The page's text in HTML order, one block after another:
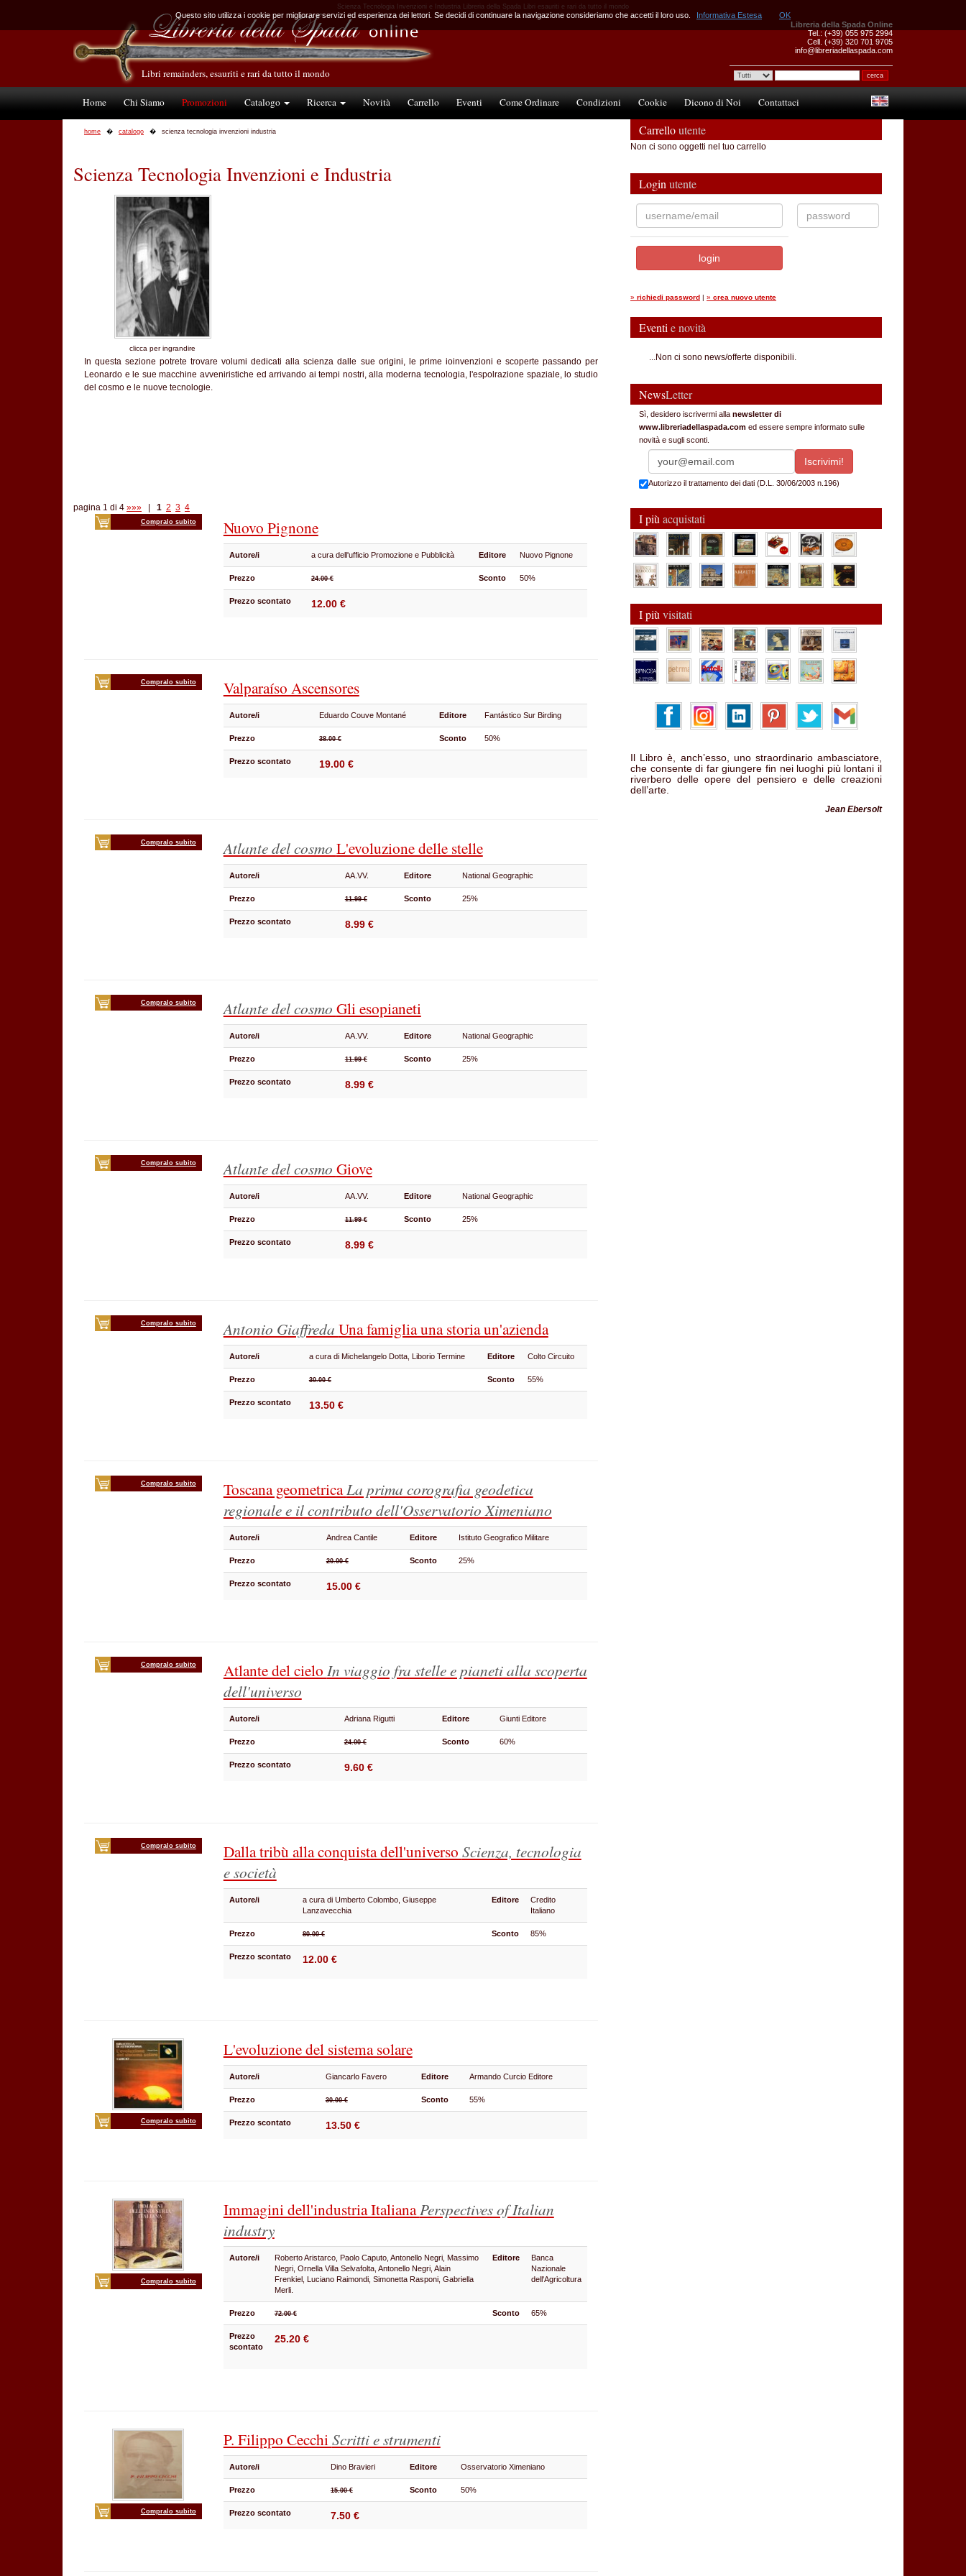
Scienza Tecnologia Invenzioni e Industria Libreria della Spada Libri esauriti e rari da tutto il mondo
Libreria della Spada Online
Tel.: (+39) 055 975 2994
Cell. (+39) 320 701 9705
info@libreriadellaspada.com
Libri remainders, esauriti e rari da tutto il mondo
Home Chi Siamo Promozioni Catalogo Ricerca Novità Carrello Eventi Come Ordinare Condizioni Cookie Dicono di Noi Contattaci
home catalogo scienza tecnologia invenzioni industria
Scienza Tecnologia Invenzioni e Industria
clicca per ingrandire
In questa sezione potrete trovare volumi dedicati alla scienza dalle sue origini, le prime ioinvenzioni e scoperte passando per
Leonardo e le sue macchine avveniristiche ed arrivando ai tempi nostri, alla moderna tecnologia, l'espolrazione spaziale, lo studio
del cosmo e le nuove tecnologie.
pagina 1 di 4 »»» 1 2 3 4
Compralo subito Nuovo Pignone
Autore/i a cura dell'ufficio Promozione e Pubblicità Editore Nuovo Pignone
Prezzo 24.00 € Sconto 50%
Prezzo scontato 12.00 €
Compralo subito Valparaíso Ascensores
Autore/i Eduardo Couve Montané Editore Fantástico Sur Birding
Prezzo 38.00 € Sconto 50%
Prezzo scontato 19.00 €
Compralo subito Atlante del cosmo L'evoluzione delle stelle
Autore/i AA.VV. Editore National Geographic
Prezzo 11.99 € Sconto 25%
Prezzo scontato 8.99 €
Compralo subito Atlante del cosmo Gli esopianeti
Autore/i AA.VV. Editore National Geographic
Prezzo 11.99 € Sconto 25%
Prezzo scontato 8.99 €
Compralo subito Atlante del cosmo Giove
Autore/i AA.VV. Editore National Geographic
Prezzo 11.99 € Sconto 25%
Prezzo scontato 8.99 €
Compralo subito Antonio Giaffreda Una famiglia una storia un'azienda
Autore/i a cura di Michelangelo Dotta, Liborio Termine Editore Colto Circuito
Prezzo 30.00 € Sconto 55%
Prezzo scontato 13.50 €
Compralo subito Toscana geometricaLa prima corografia geodetica
regionale e il contributo dell'Osservatorio Ximeniano
Autore/i Andrea Cantile Editore Istituto Geografico Militare
Prezzo 20.00 € Sconto 25%
Prezzo scontato 15.00 €
Compralo subito Atlante del cielo In viaggio fra stelle e pianeti alla scoperta
dell'universo
Autore/i Adriana Rigutti Editore Giunti Editore
Prezzo 24.00 € Sconto 60%
Prezzo scontato 9.60 €
Compralo subito Dalla tribù alla conquista dell'universo Scienza, tecnologia
e società
Autore/i
a cura di Umberto Colombo, Giuseppe
Lanzavecchia
Editore
Credito
Italiano
Prezzo 80.00 € Sconto 85%
Prezzo scontato 12.00 €
Compralo subito
L'evoluzione del sistema solare
Autore/i Giancarlo Favero Editore Armando Curcio Editore
Prezzo 30.00 € Sconto 55%
Prezzo scontato 13.50 €
Compralo subito
Immagini dell'industria ItalianaPerspectives of Italian
industry
Autore/i
Roberto Aristarco, Paolo Caputo, Antonello Negri, Massimo
Negri, Ornella Villa Selvafolta, Antonello Negri, Alain
Frenkiel, Luciano Raimondi, Simonetta Rasponi, Gabriella
Merli.
Editore
Banca
Nazionale
dell'Agricoltura
Prezzo 72.00 € Sconto 65%
Prezzo
scontato
25.20 €
Compralo subito
P. Filippo CecchiScritti e strumenti
Autore/i Dino Bravieri Editore Osservatorio Ximeniano
Prezzo 15.00 € Sconto 50%
Prezzo scontato 7.50 €
Carrelloutente
Non ci sono oggetti nel tuo carrello
Login utente
» richiedi password | » crea nuovo utente
Eventi e novità
...Non ci sono news/offerte disponibili.
NewsLetter
Sì, desidero iscrivermi alla newsletter di
www.libreriadellaspada.com ed essere sempre informato sulle
novità e sugli sconti.
Autorizzo il trattamento dei dati (D.L. 30/06/2003 n.196)
I più acquistati
I più visitati
Il Libro è, anch’esso, uno straordinario ambasciatore,
che consente di far giungere fin nei luoghi più lontani il
riverbero delle opere del pensiero e delle creazioni
dell’arte.
Jean Ebersolt
Questo sito utilizza i cookie per migliorare servizi ed esperienza dei lettori. Se decidi di continuare la navigazione consideriamo che accetti il loro uso. Informativa Estesa OK